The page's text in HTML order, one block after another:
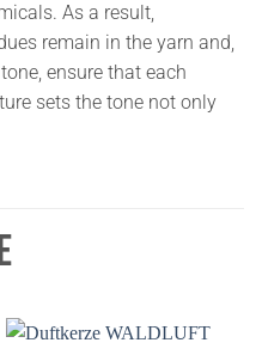
As a result,
remain in the yarn and,
ensure that each
sets the tone not only